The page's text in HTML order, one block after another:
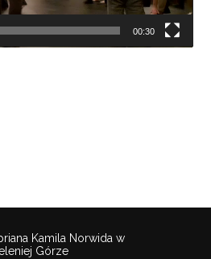
00:30
Kamila Norwida w
Górze